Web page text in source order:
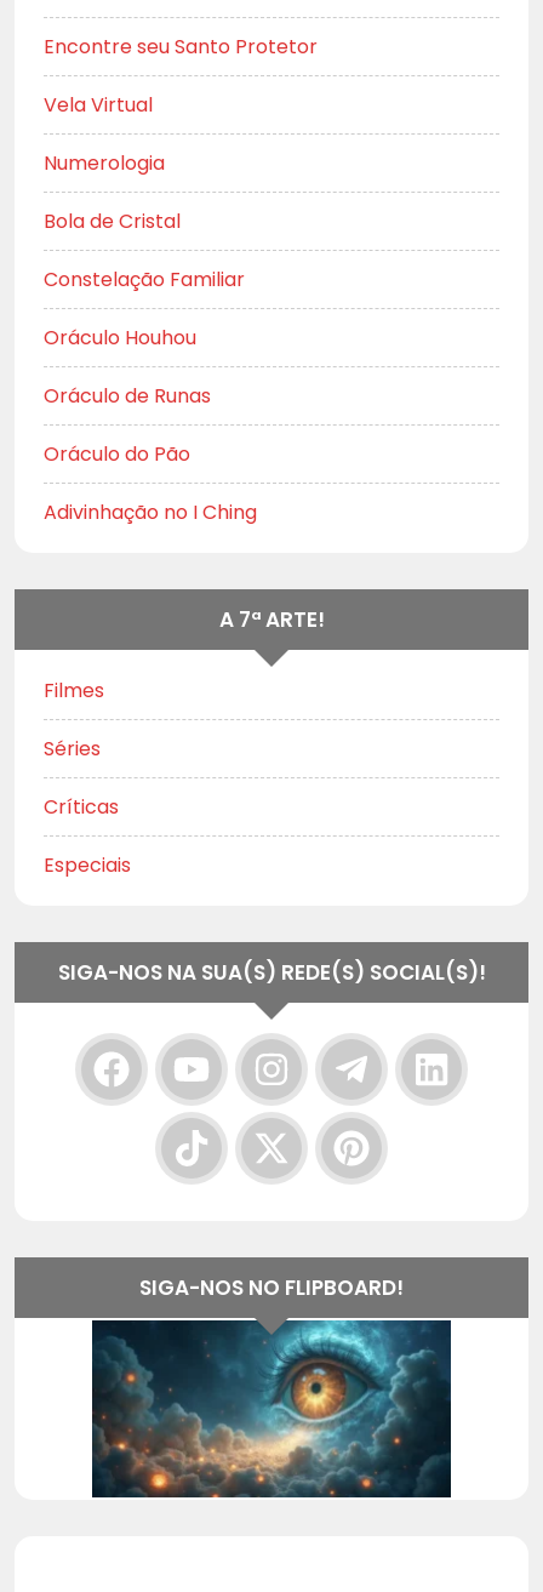
Encontre seu Santo Protetor
Vela Virtual
Numerologia
Bola de Cristal
Constelação Familiar
Oráculo Houhou
Oráculo de Runas
Oráculo do Pão
Adivinhação no I Ching
A 7ª ARTE!
Filmes
Séries
Críticas
Especiais
SIGA-NOS NA SUA(S) REDE(S) SOCIAL(S)!
SIGA-NOS NO FLIPBOARD!